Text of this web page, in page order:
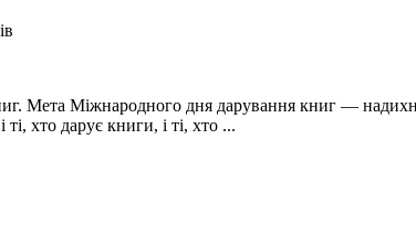
Мета Міжнародного дня дарування книг —
хто дарує книги, і ті, хто ...